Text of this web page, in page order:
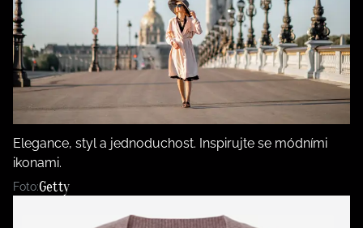
Elegance, styl a jednoduchost. Inspirujte se módními
ikonami.
Foto:Getty